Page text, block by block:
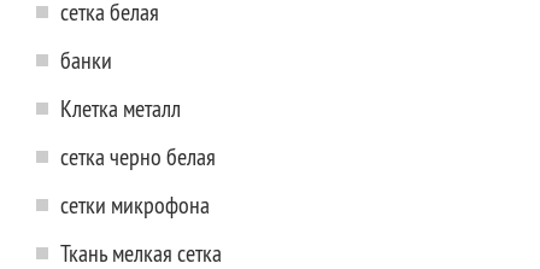
сетка белая
банки
Клетка металл
сетка черно белая
сетки микрофона
Ткань мелкая сетка